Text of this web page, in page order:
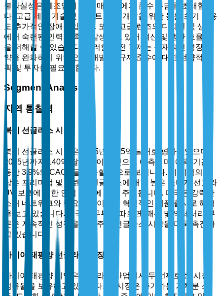
불확실성은 제조업체 및 소매업체에게 준수 부담을 초래합니
다. 고급 제조 기술 및 스마트 안경 개발을 위한 높은 초기 비용
도 추가적인 장애물입니다. 또한, 고급 렌즈의 디자인 및 생산
에서 숙련된 인력 부족이 발생하고 있어 혁신 및 생산 효율성
을 저해할 수 있습니다. 이러한 도전 과제는 잠재적인 성장 제
약을 완화하기 위해 인력 개발 및 규제 준수에 대한 전략적 계
획 및 투자를 필요로 합니다.
Segment Analysis
지역 통찰력
북미 선글라스 시장
북미 선글라스 시장은 2025년에 95억 달러로 평가되었으며,
2035년까지 140억 달러에 이를 것으로 예측되며, 예측 기간
동안 3.9%의 CAGR을 기록할 것으로 보입니다. 이 지역의 시
장은 프리미엄 및 브랜드 선글라스에 대한 높은 소비자 선호와
UV 보호에 대한 인식 증가에 의해 주도됩니다. 미국은 강력한
소매 네트워크와 주요 플레이어의 혁신적인 제품 출시로 혜택
을 보고 있습니다. 미국 상무부에 따르면, 패션 및 액세서리 부
문은 지속적인 성장을 보여주며 선글라스 시장을 더욱 촉진하
고 있습니다.
아시아 태평양 선글라스 시장
아시아 태평양 지역은 선글라스 산업에서 두 번째로 큰 시장
점유율을 보유하고 있습니다. 이 시장은 증가하는 가처분 소